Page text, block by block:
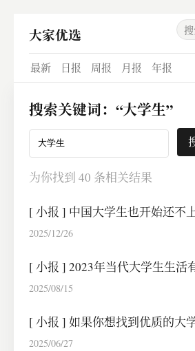
大家优选
最新 日报 周报 月报 年报
搜索关键词：“大学生”
为你找到 40 条相关结果
[小报 ] 中国大学生也开始还不
2025/12/26
[小报 ]2023年当代大学生生活
2025/08/15
[小报 ]如果你想找到优质的大
2025/06/27